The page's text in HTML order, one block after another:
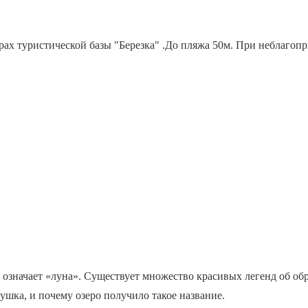
туристической базы "Березка" .До пляжа 50м. При
«луна». Существует множество красивых легенд об
и почему озеро получило такое название.